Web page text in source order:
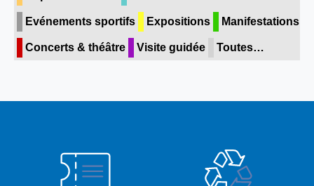
Evénements sportifs Expositions Manifestations
Concerts & théâtre Visite guidée Toutes…